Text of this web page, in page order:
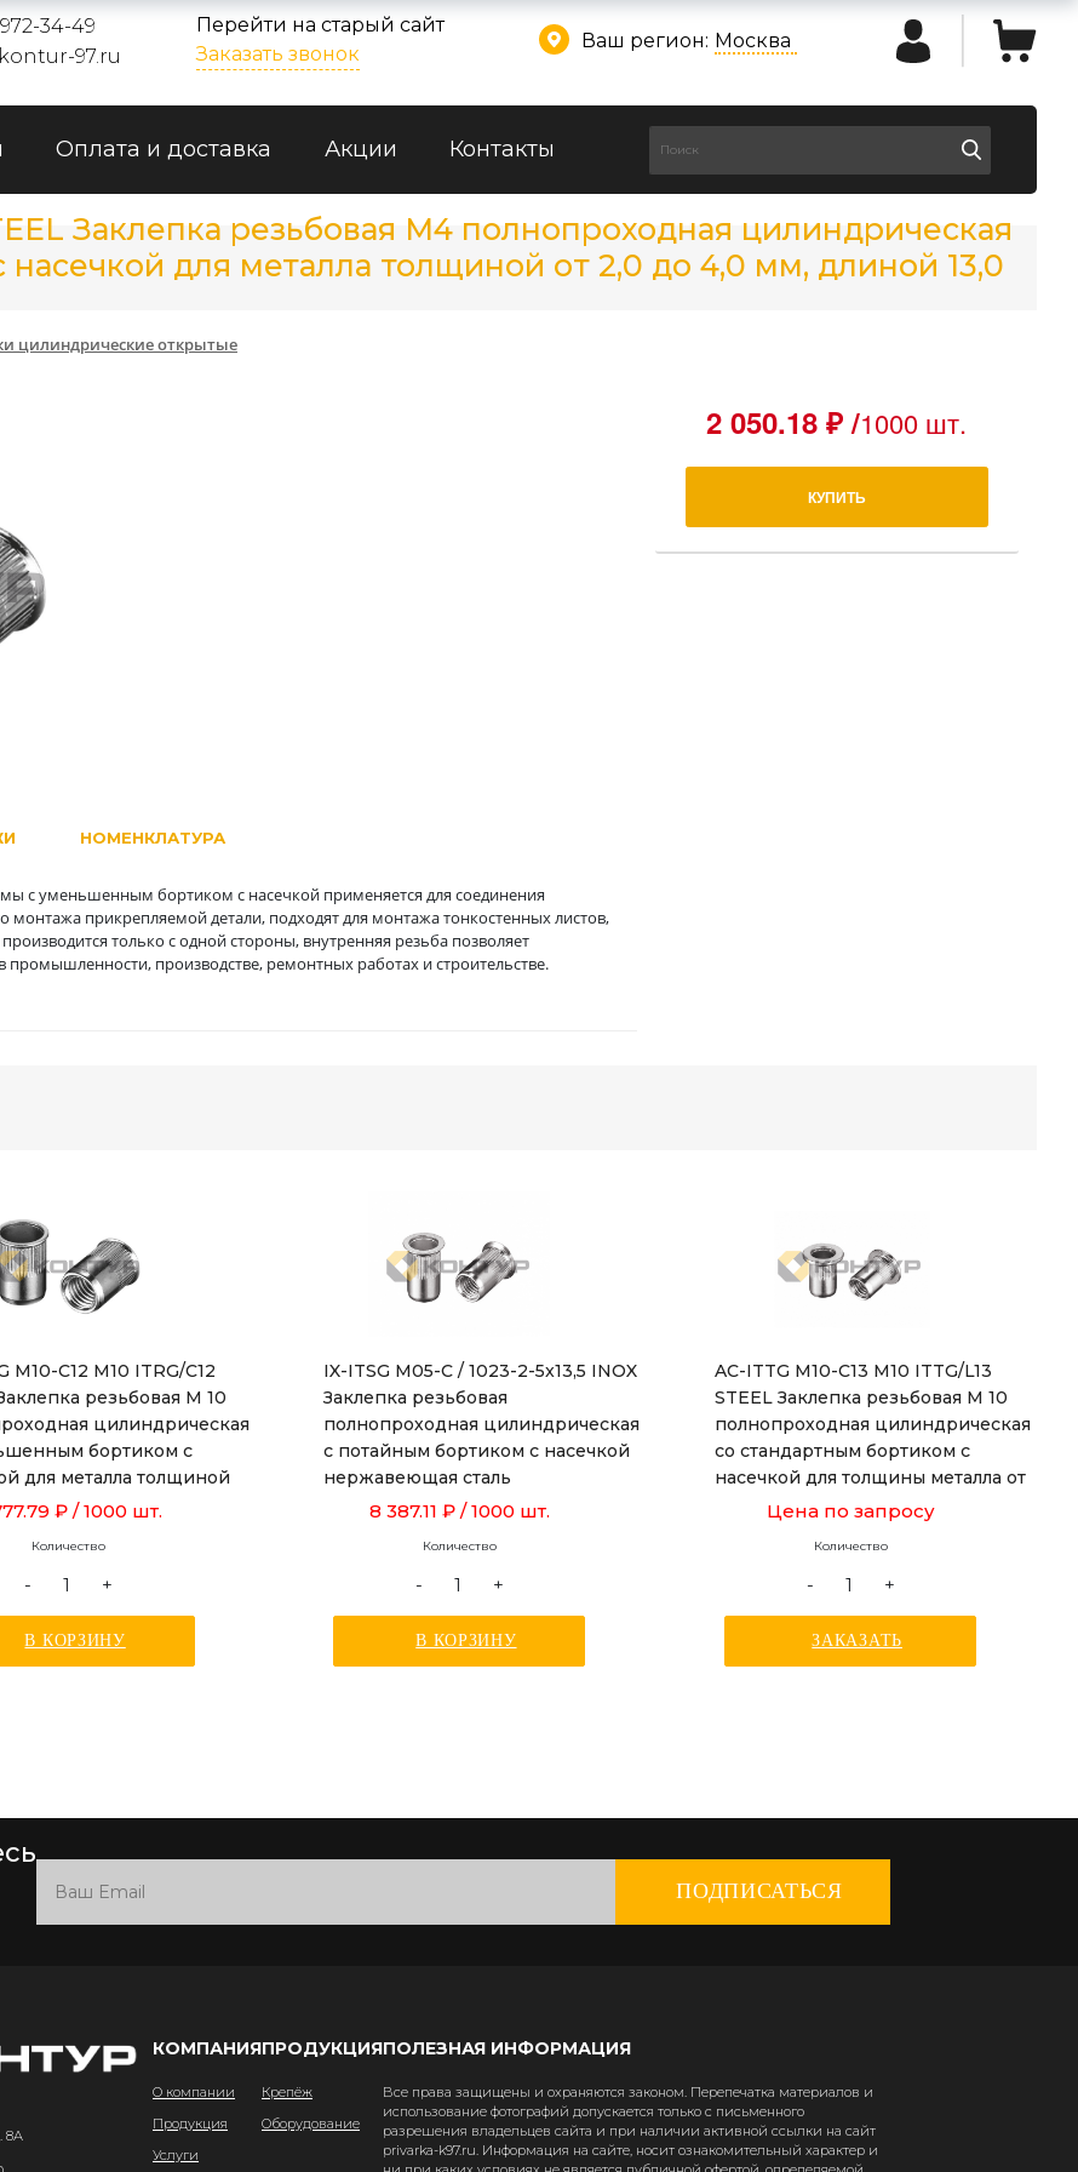
34-49
97.ru
Перейти на старый сайт
Заказать звонок
Ваш регион: Москва
Оплата и доставка Акции Контакты
Заклепка резьбовая М4 полнопроходная цилиндрическая
для металла толщиной от 2,0 до 4,0 мм, длиной 13,0
цилиндрические открытые
2 050.18 ₽ /1000 шт.
КУПИТЬ
с уменьшенным бортиком с насечкой применяется для соединения
прикрепляемой детали, подходят для монтажа тонкостенных листов,
только с одной стороны, внутренняя резьба позволяет
производстве, ремонтных работах и строительстве.
НОМЕНКЛАТУРА
M10-C12 M10 ITRG/C12
резьбовая М 10
цилиндрическая
бортиком с
для металла толщиной
3,5 мм, длиной 19,0 мм
₽ / 1000 шт.
Количество
- +
В КОРЗИНУ
IX-ITSG M05-C / 1023-2-5x13,5 INOX
Заклепка резьбовая
полнопроходная цилиндрическая
с потайным бортиком с насечкой
нержавеющая сталь
8 387.11 ₽ / 1000 шт.
Количество
- +
В КОРЗИНУ
AC-ITTG M10-C13 M10 ITTG/L13
STEEL Заклепка резьбовая М 10
полнопроходная цилиндрическая
со стандартным бортиком с
насечкой для толщины металла от
1,0 до 4,0 мм, длиной 21,5 мм
Цена по запросу
Количество
- +
ЗАКАЗАТЬ
ПОДПИСАТЬСЯ
8А
КОМПАНИЯ
О компании
Продукция
Услуги
ПРОДУКЦИЯ
Крепёж
Оборудование
ПОЛЕЗНАЯ ИНФОРМАЦИЯ
Все права защищены и охраняются законом. Перепечатка материалов и
использование фотографий допускается только с письменного
разрешения владельцев сайта и при наличии активной ссылки на сайт
privarka-k97.ru. Информация на сайте, носит ознакомительный характер и